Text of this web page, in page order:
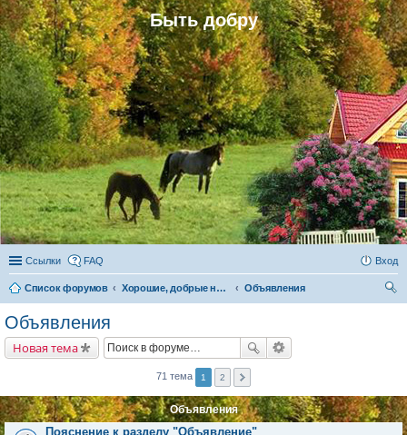
Быть добру
Ссылки FAQ Вход
Список форумов Хорошие, добрые новости и их распространение в обществе
Объявления
Объявления
Новая тема
71 тема 1 2
Объявления
Пояснение к разделу "Объявление"